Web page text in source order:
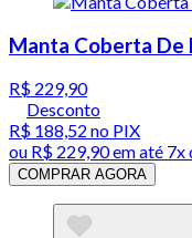
Manta Coberta De
R$ 229,90
Desconto
R$ 188,52 no PIX
ou R$ 229,90em até 7x
COMPRAR AGORA